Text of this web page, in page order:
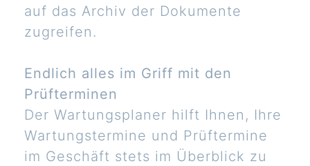
auf das Archiv der Dokumente
zugreifen.
Endlich alles im Griff mit den
Prüfterminen
Der Wartungsplaner hilft Ihnen, Ihre
Wartungstermine und Prüftermine
im Geschäft stets im Überblick zu